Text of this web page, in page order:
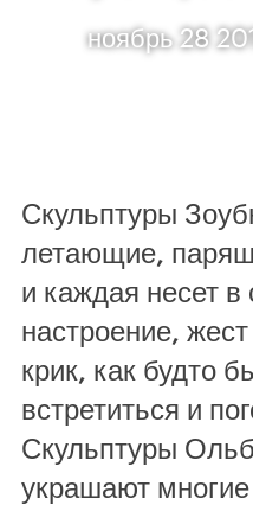
ноябрь 28
Скульптуры
летающие,
и каждая несет
настроение,
крик, как будто
встретиться и
Скульптуры
украшают